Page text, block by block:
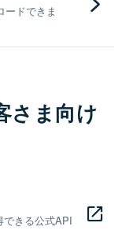
ードできま
さま向け
できる公式API